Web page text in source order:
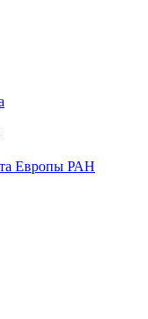
Европы РАН